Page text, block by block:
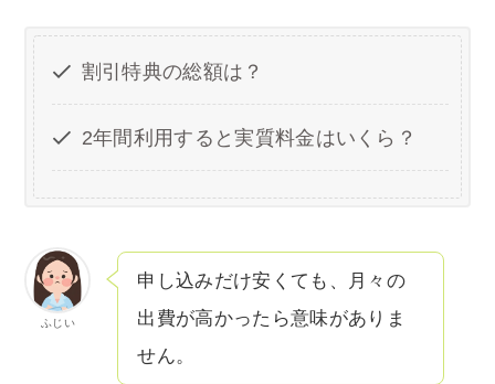
割引特典の総額は？
2年間利用すると実質料金はいくら？
ふじい
申し込みだけ安くても、月々の
出費が高かったら意味がありま
せん。